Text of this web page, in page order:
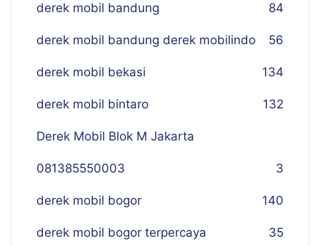
derek mobil bandung 84
derek mobil bandung derek mobilindo 56
derek mobil bekasi 134
derek mobil bintaro 132
Derek Mobil Blok M Jakarta
081385550003 3
derek mobil bogor 140
derek mobil bogor terpercaya 35